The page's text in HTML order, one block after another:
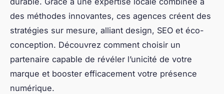
des méthodes innovantes, ces agences créent des
stratégies sur mesure, alliant design, SEO et éco-
conception. Découvrez comment choisir un
partenaire capable de révéler l’unicité de votre
marque et booster efficacement votre présence
numérique.